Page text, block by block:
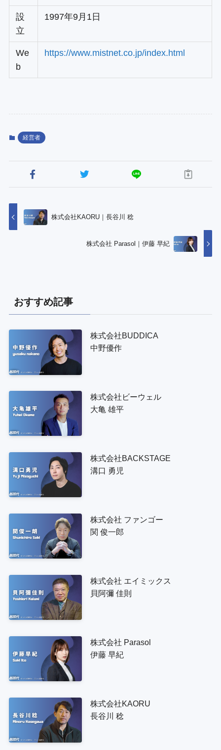
設
立
1997年9月1日
We
b
https://www.mistnet.co.jp/index.html
経営者
株式会社KAORU｜長谷川 稔
株式会社 Parasol｜伊藤 早紀
おすすめ記事
株式会社BUDDICA
中野優作
株式会社ビーウェル
大亀 雄平
株式会社BACKSTAGE
溝口 勇児
株式会社 ファンゴー
関 俊一郎
株式会社 エイミックス
貝阿彌 佳則
株式会社 Parasol
伊藤 早紀
株式会社KAORU
長谷川 稔